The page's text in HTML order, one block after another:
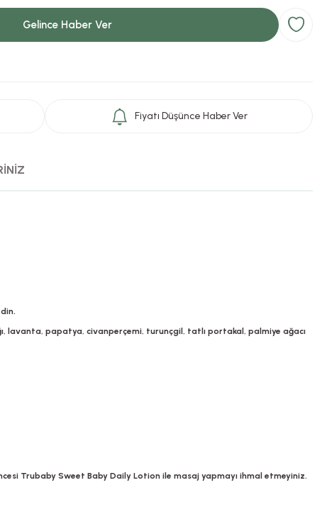
Gelince Haber Ver
Fiyatı Düşünce Haber Ver
lavanta, papatya, civanperçemi, turunçgil, tatlı portakal, palmiye ağacı
Trubaby Sweet Baby Daily Lotion ile masaj yapmayı ihmal etmeyiniz.